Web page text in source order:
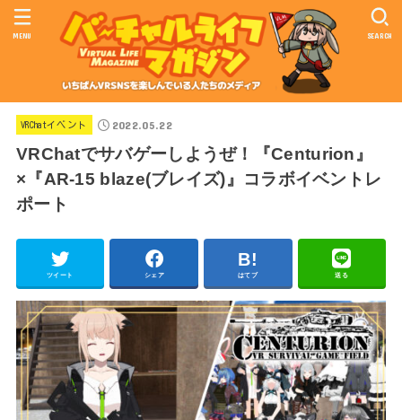
SEARCH
MENU
VRChatイベント 2022.05.22
VRChatでサバゲーしようぜ！『Centurion』
×『AR-15 blaze(ブレイズ)』コラボイベントレ
ポート
ツイート シェア はてブ 送る